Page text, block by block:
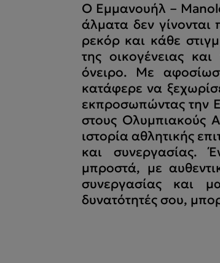
Ο Εμμανουήλ –
άλματα δεν
ρεκόρ και κάθε
της οικογένειας
όνειρο. Με
κατάφερε να
εκπροσωπώντας την
στους Ολυμπιακούς
ιστορία αθλητικής
και συνεργασίας.
μπροστά, με
συνεργασίας και
δυνατότητές σου,